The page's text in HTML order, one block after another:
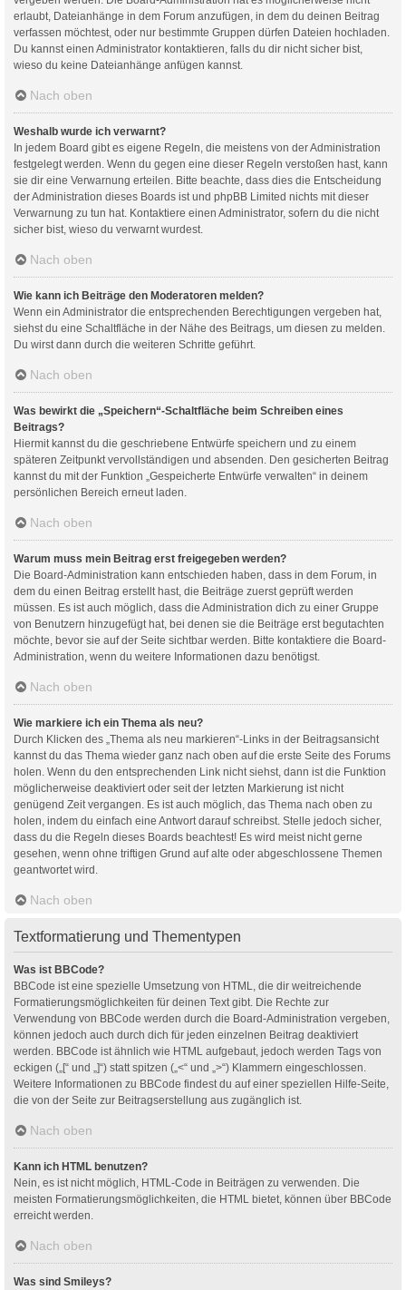
erlaubt, Dateianhänge in dem Forum anzufügen, in dem du deinen Beitrag
verfassen möchtest, oder nur bestimmte Gruppen dürfen Dateien hochladen.
Du kannst einen Administrator kontaktieren, falls du dir nicht sicher bist,
wieso du keine Dateianhänge anfügen kannst.
Nach oben
Weshalb wurde ich verwarnt?
In jedem Board gibt es eigene Regeln, die meistens von der Administration
festgelegt werden. Wenn du gegen eine dieser Regeln verstoßen hast, kann
sie dir eine Verwarnung erteilen. Bitte beachte, dass dies die Entscheidung
der Administration dieses Boards ist und phpBB Limited nichts mit dieser
Verwarnung zu tun hat. Kontaktiere einen Administrator, sofern du die nicht
sicher bist, wieso du verwarnt wurdest.
Nach oben
Wie kann ich Beiträge den Moderatoren melden?
Wenn ein Administrator die entsprechenden Berechtigungen vergeben hat,
siehst du eine Schaltfläche in der Nähe des Beitrags, um diesen zu melden.
Du wirst dann durch die weiteren Schritte geführt.
Nach oben
Was bewirkt die „Speichern“-Schaltfläche beim Schreiben eines
Beitrags?
Hiermit kannst du die geschriebene Entwürfe speichern und zu einem
späteren Zeitpunkt vervollständigen und absenden. Den gesicherten Beitrag
kannst du mit der Funktion „Gespeicherte Entwürfe verwalten“ in deinem
persönlichen Bereich erneut laden.
Nach oben
Warum muss mein Beitrag erst freigegeben werden?
Die Board-Administration kann entschieden haben, dass in dem Forum, in
dem du einen Beitrag erstellt hast, die Beiträge zuerst geprüft werden
müssen. Es ist auch möglich, dass die Administration dich zu einer Gruppe
von Benutzern hinzugefügt hat, bei denen sie die Beiträge erst begutachten
möchte, bevor sie auf der Seite sichtbar werden. Bitte kontaktiere die Board-
Administration, wenn du weitere Informationen dazu benötigst.
Nach oben
Wie markiere ich ein Thema als neu?
Durch Klicken des „Thema als neu markieren“-Links in der Beitragsansicht
kannst du das Thema wieder ganz nach oben auf die erste Seite des Forums
holen. Wenn du den entsprechenden Link nicht siehst, dann ist die Funktion
möglicherweise deaktiviert oder seit der letzten Markierung ist nicht
genügend Zeit vergangen. Es ist auch möglich, das Thema nach oben zu
holen, indem du einfach eine Antwort darauf schreibst. Stelle jedoch sicher,
dass du die Regeln dieses Boards beachtest! Es wird meist nicht gerne
gesehen, wenn ohne triftigen Grund auf alte oder abgeschlossene Themen
geantwortet wird.
Nach oben
Textformatierung und Thementypen
Was ist BBCode?
BBCode ist eine spezielle Umsetzung von HTML, die dir weitreichende
Formatierungsmöglichkeiten für deinen Text gibt. Die Rechte zur
Verwendung von BBCode werden durch die Board-Administration vergeben,
können jedoch auch durch dich für jeden einzelnen Beitrag deaktiviert
werden. BBCode ist ähnlich wie HTML aufgebaut, jedoch werden Tags von
eckigen („[“ und „]“) statt spitzen („<“ und „>“) Klammern eingeschlossen.
Weitere Informationen zu BBCode findest du auf einer speziellen Hilfe-Seite,
die von der Seite zur Beitragserstellung aus zugänglich ist.
Nach oben
Kann ich HTML benutzen?
Nein, es ist nicht möglich, HTML-Code in Beiträgen zu verwenden. Die
meisten Formatierungsmöglichkeiten, die HTML bietet, können über BBCode
erreicht werden.
Nach oben
Was sind Smileys?